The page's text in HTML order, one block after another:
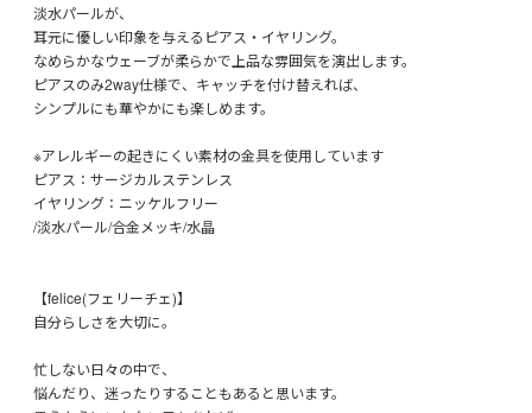
淡水パールが、
耳元に優しい印象を与えるピアス・イヤリング。
なめらかなウェーブが柔らかで上品な雰囲気を演出します。
ピアスのみ2way仕様で、キャッチを付け替えれば、
シンプルにも華やかにも楽しめます。
※アレルギーの起きにくい素材の金具を使用しています
ピアス：サージカルステンレス
イヤリング：ニッケルフリー
/淡水パール/合金メッキ/水晶
【felice(フェリーチェ)】
自分らしさを大切に。
忙しない日々の中で、
悩んだり、迷ったりすることもあると思います。